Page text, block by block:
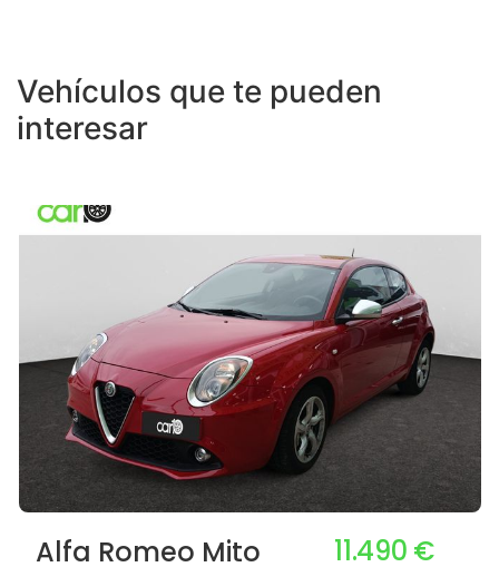
Vehículos que te pueden
interesar
Alfa Romeo Mito 11.490 €